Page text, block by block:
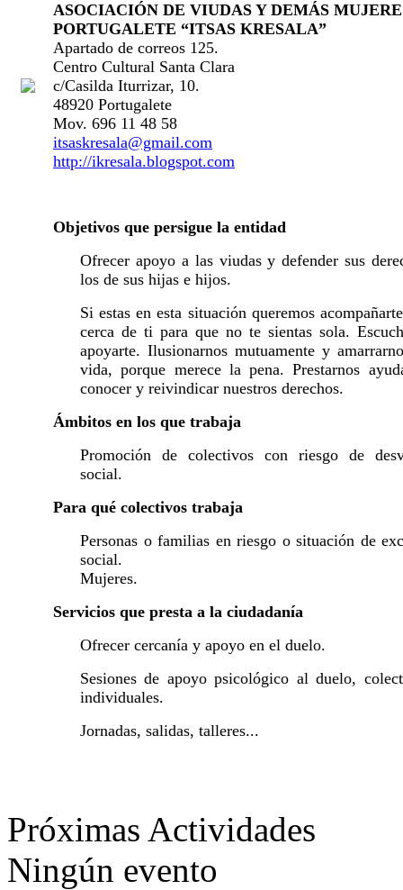
ASOCIACIÓN DE VIUDAS Y DEMÁS
PORTUGALETE “ITSAS KRESALA”
Apartado de correos 125.
Centro Cultural Santa Clara
c/Casilda Iturrizar, 10.
48920 Portugalete
Mov. 696 11 48 58
itsaskresala@gmail.com
http://ikresala.blogspot.com
Objetivos que persigue la entidad
Ofrecer apoyo a las viudas y defender sus
los de sus hijas e hijos.
Si estas en esta situación queremos
cerca de ti para que no te sientas sola.
apoyarte. Ilusionarnos mutuamente y
vida, porque merece la pena. Prestarnos
conocer y reivindicar nuestros derechos.
Ámbitos en los que trabaja
Promoción de colectivos con riesgo de
social.
Para qué colectivos trabaja
Personas o familias en riesgo o situación de
social.
Mujeres.
Servicios que presta a la ciudadanía
Ofrecer cercanía y apoyo en el duelo.
Sesiones de apoyo psicológico al duelo,
individuales.
Jornadas, salidas, talleres...
Próximas Actividades
Ningún evento